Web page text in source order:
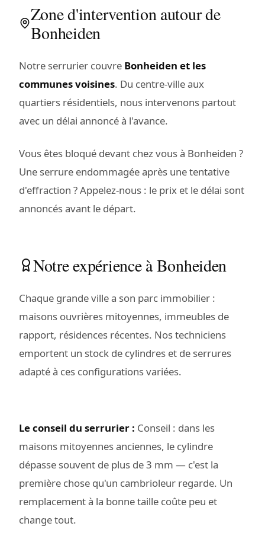
Zone d'intervention autour de
Bonheiden
Notre serrurier couvre Bonheiden et les
communes voisines. Du centre-ville aux
quartiers résidentiels, nous intervenons partout
avec un délai annoncé à l'avance.
Vous êtes bloqué devant chez vous à Bonheiden ?
Une serrure endommagée après une tentative
d'effraction ? Appelez-nous : le prix et le délai sont
annoncés avant le départ.
Notre expérience à Bonheiden
Chaque grande ville a son parc immobilier :
maisons ouvrières mitoyennes, immeubles de
rapport, résidences récentes. Nos techniciens
emportent un stock de cylindres et de serrures
adapté à ces configurations variées.
Le conseil du serrurier : Conseil : dans les
maisons mitoyennes anciennes, le cylindre
dépasse souvent de plus de 3 mm — c'est la
première chose qu'un cambrioleur regarde. Un
remplacement à la bonne taille coûte peu et
change tout.